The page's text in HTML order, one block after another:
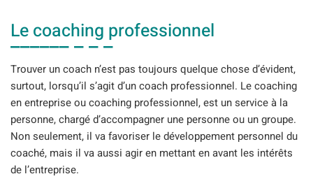
Le coaching professionnel
Trouver un coach n’est pas toujours quelque chose d’évident,
surtout, lorsqu’il s’agit d’un coach professionnel. Le coaching
en entreprise ou coaching professionnel, est un service à la
personne, chargé d’accompagner une personne ou un groupe.
Non seulement, il va favoriser le développement personnel du
coaché, mais il va aussi agir en mettant en avant les intérêts
de l’entreprise.